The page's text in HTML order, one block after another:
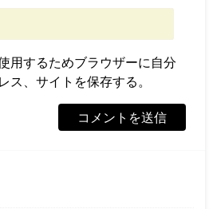
用するためブラウザーに自分
ス、サイトを保存する。